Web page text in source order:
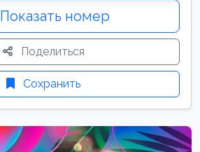
Показать номер
Поделиться
Сохранить